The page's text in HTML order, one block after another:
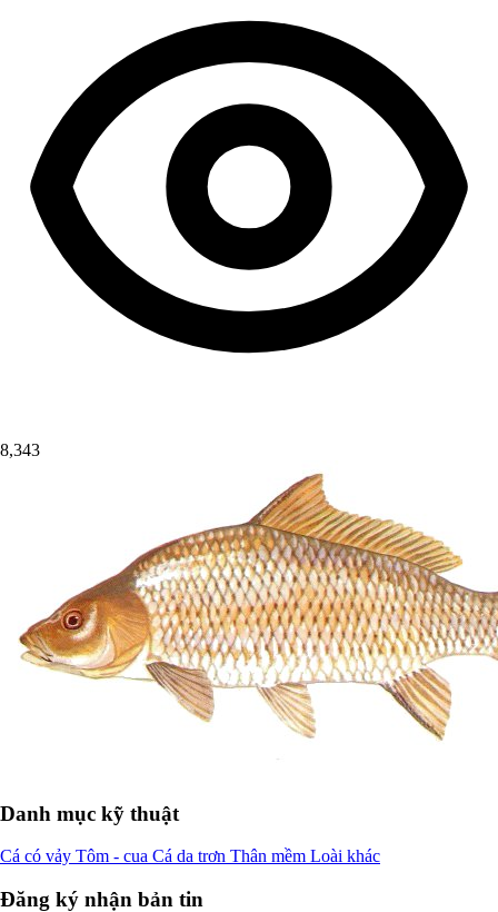
8,343
Danh mục kỹ thuật
Cá có vảy Tôm - cua Cá da trơn Thân mềm Loài khác
Đăng ký nhận bản tin